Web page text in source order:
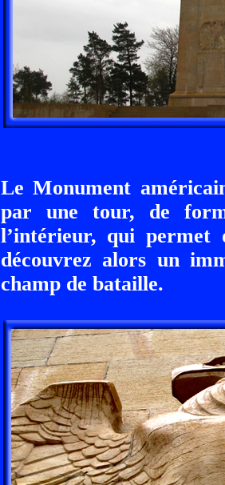
Le Monument
par une tour, de
l’intérieur, qui permet
découvrez alors un
champ de bataille.